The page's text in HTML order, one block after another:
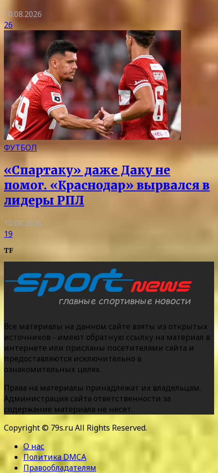
10.08.2026
26
ФУТБОЛ
«Спартаку» даже Даку не
помог. «Краснодар» вырвался в
лидеры РПЛ
10.08.2026
19
TF
Все материалы на данном сайте взяты из открытых
источников - имеют обратную ссылку на материал в
интернете или присланы посетителями сайта и
предоставляются исключительно в
ознакомительных целях.
Права на материалы принадлежат их владельцам.
Администрация сайта ответственности за
содержание материала не несет.
Copyright © 79s.ru All Rights Reserved.
О нас
Политика DMCA
Правообладателям